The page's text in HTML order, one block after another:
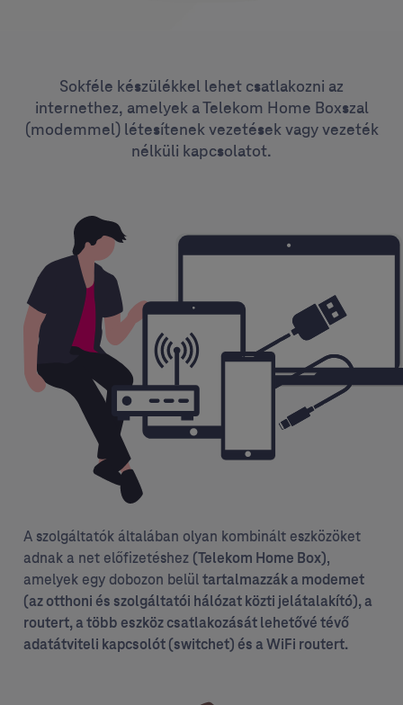
Sokféle készülékkel lehet csatlakozni az
internethez, amelyek a Telekom Home Boxszal
(modemmel) létesítenek vezetések vagy vezeték
nélküli kapcsolatot.
A szolgáltatók általában olyan kombinált eszközöket
adnak a net előfizetéshez (Telekom Home Box),
amelyek egy dobozon belül tartalmazzák a modemet
(az otthoni és szolgáltatói hálózat közti jelátalakító), a
routert, a több eszköz csatlakozását lehetővé tévő
adatátviteli kapcsolót (switchet) és a WiFi routert.